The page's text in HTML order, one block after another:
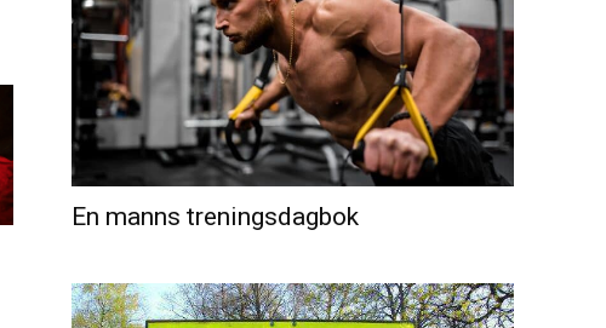
En manns treningsdagbok